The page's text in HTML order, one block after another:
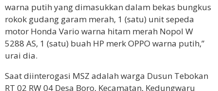
warna putih yang dimasukkan dalam bekas bungkus
rokok gudang garam merah, 1 (satu) unit sepeda
motor Honda Vario warna hitam merah Nopol W
5288 AS, 1 (satu) buah HP merk OPPO warna putih,”
urai dia.
Saat diinterogasi MSZ adalah warga Dusun Tebokan
RT 02 RW 04 Desa Boro, Kecamatan, Kedungwaru